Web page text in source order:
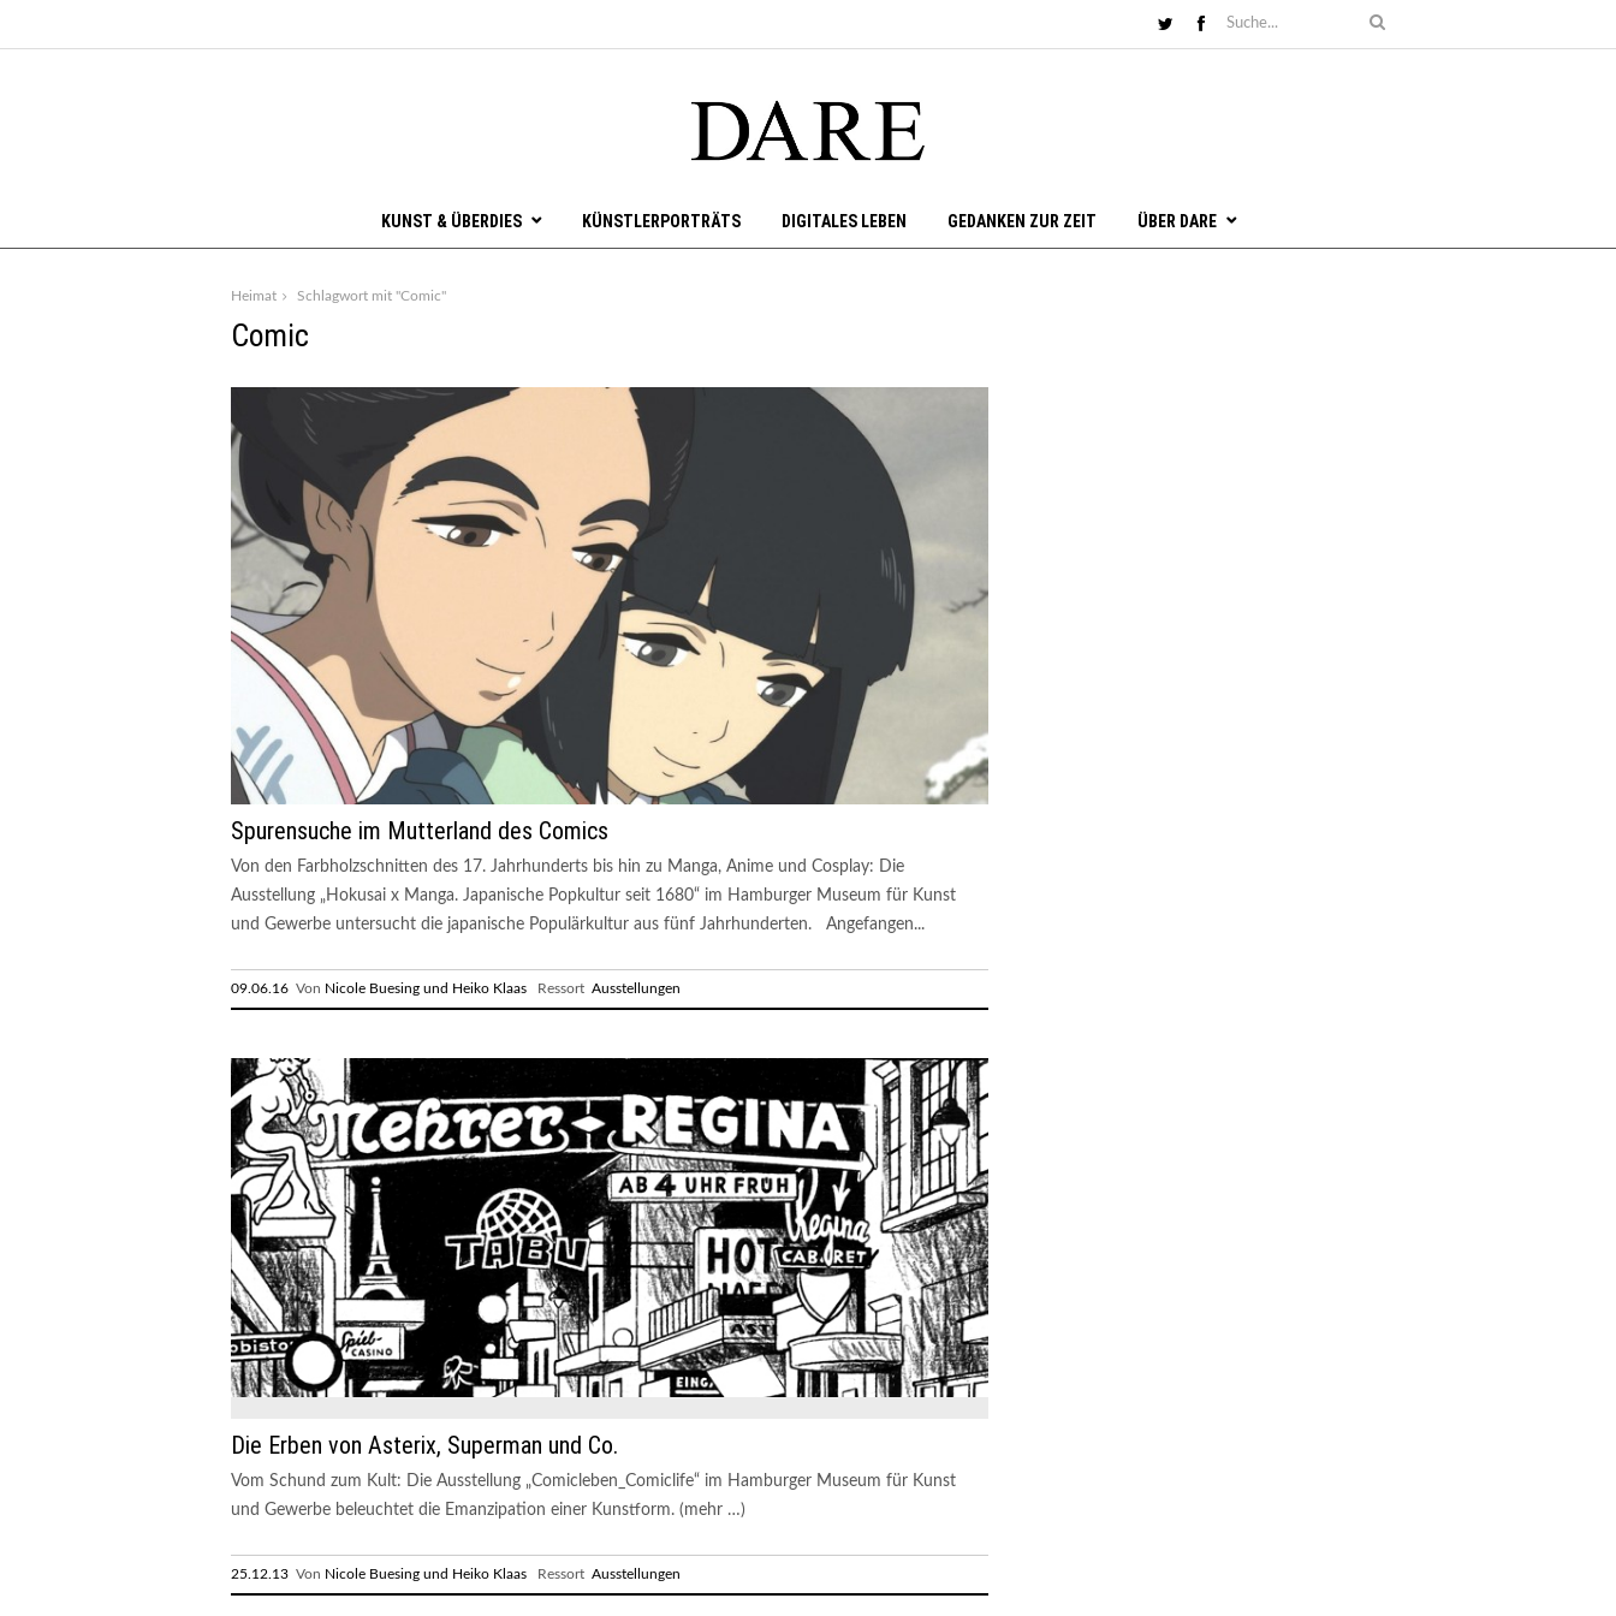
KUNST & ÜBERDIES KÜNSTLERPORTRÄTS DIGITALES LEBEN GEDANKEN ZUR ZEIT ÜBER DARE
Heimat Schlagwort mit "Comic"
Comic
Spurensuche im Mutterland des Comics
Von den Farbholzschnitten des 17. Jahrhunderts bis hin zu Manga, Anime und Cosplay: Die
Ausstellung „Hokusai x Manga. Japanische Popkultur seit 1680“ im Hamburger Museum für Kunst
und Gewerbe untersucht die japanische Populärkultur aus fünf Jahrhunderten. Angefangen...
09.06.16 Von Nicole Buesing und Heiko Klaas Ressort Ausstellungen
Die Erben von Asterix, Superman und Co.
Vom Schund zum Kult: Die Ausstellung „Comicleben_Comiclife“ im Hamburger Museum für Kunst
und Gewerbe beleuchtet die Emanzipation einer Kunstform. (mehr …)
25.12.13 Von Nicole Buesing und Heiko Klaas Ressort Ausstellungen